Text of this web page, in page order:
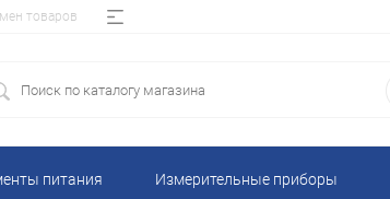
товаров
питания Измерительные приборы